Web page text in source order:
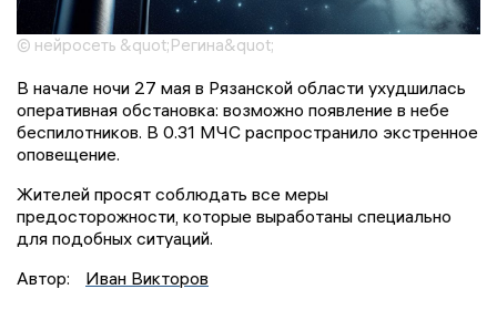
© нейросеть &quot;Регина&quot;
В начале ночи 27 мая в Рязанской области ухудшилась
оперативная обстановка: возможно появление в небе
беспилотников. В 0.31 МЧС распространило экстренное
оповещение.
Жителей просят соблюдать все меры
предосторожности, которые выработаны специально
для подобных ситуаций.
Автор:
Иван Викторов